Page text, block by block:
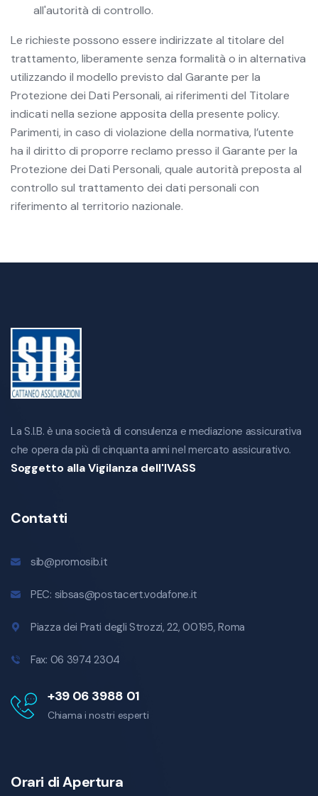
all'autorità di controllo.
Le richieste possono essere indirizzate al titolare del
trattamento, liberamente senza formalità o in alternativa
utilizzando il modello previsto dal Garante per la
Protezione dei Dati Personali, ai riferimenti del Titolare
indicati nella sezione apposita della presente policy.
Parimenti, in caso di violazione della normativa, l’utente
ha il diritto di proporre reclamo presso il Garante per la
Protezione dei Dati Personali, quale autorità preposta al
controllo sul trattamento dei dati personali con
riferimento al territorio nazionale.
La S.I.B. è una società di consulenza e mediazione assicurativa
che opera da più di cinquanta anni nel mercato assicurativo.
Soggetto alla Vigilanza dell'IVASS
Contatti
sib@promosib.it
PEC: sibsas@postacert.vodafone.it
Piazza dei Prati degli Strozzi, 22,00195,Roma
Fax: 06 3974 2304
+39 06 3988 01
Chiama i nostri esperti
Orari di Apertura